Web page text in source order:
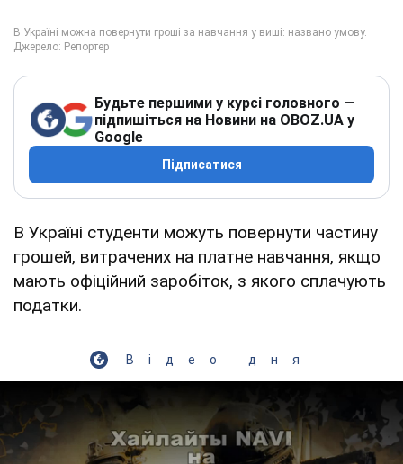
Будьте першими у курсі головного —
підпишіться на Новини на OBOZ.UA у
Google
Підписатися
В Україні студенти можуть повернути частину
грошей, витрачених на платне навчання, якщо
мають офіційний заробіток, з якого сплачують
податки.
Відео дня